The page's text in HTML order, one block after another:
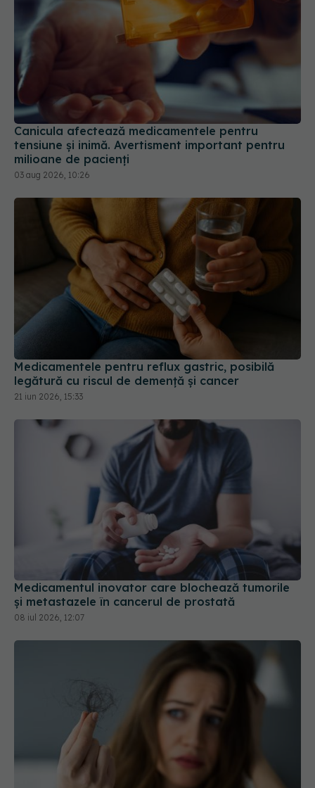
Canicula afectează medicamentele pentru
tensiune și inimă. Avertisment important pentru
milioane de pacienți
03 aug 2026, 10:26
Medicamentele pentru reflux gastric, posibilă
legătură cu riscul de demență și cancer
Medicamentul inovator care blochează tumorile
și metastazele în cancerul de prostată
08 iul 2026, 12:07
Căderea părului, posibil efect secundar al
Ozempic și Mounjaro. Un studiu amplu explică